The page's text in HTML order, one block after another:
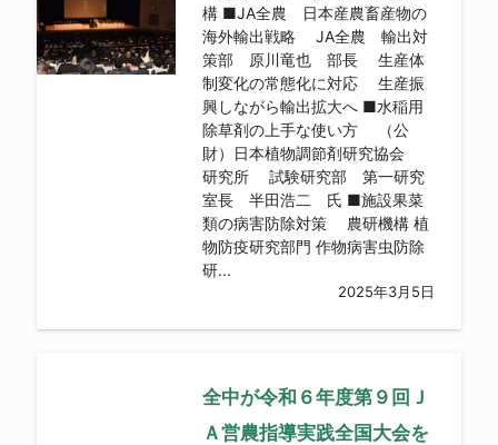
構 ■JA全農 日本産農畜産物の
海外輸出戦略 JA全農 輸出対
策部 原川竜也 部長 生産体
制変化の常態化に対応 生産振
興しながら輸出拡大へ ■水稲用
除草剤の上手な使い方 （公
財）日本植物調節剤研究協会
研究所 試験研究部 第一研究
室長 半田浩二 氏 ■施設果菜
類の病害防除対策 農研機構 植
物防疫研究部門 作物病害虫防除
研...
2025年3月5日
全中が令和６年度第９回Ｊ
Ａ営農指導実践全国大会を